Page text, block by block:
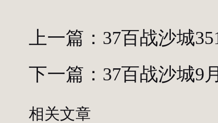
上一篇： 37百战沙城
下一篇： 37百战沙城9
相关文章